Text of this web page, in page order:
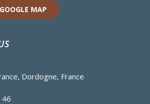
MAP
Dordogne, France
46